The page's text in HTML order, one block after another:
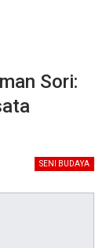
Sori:
SENI BUDAYA